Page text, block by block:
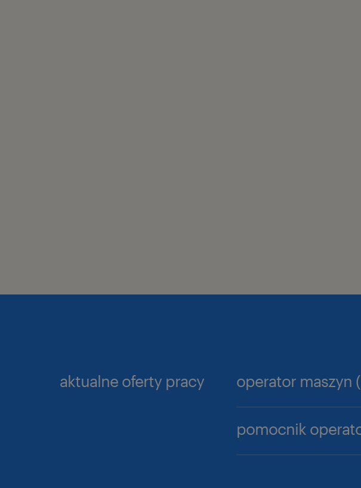
aktualne oferty pracy operator maszyn
pomocnik